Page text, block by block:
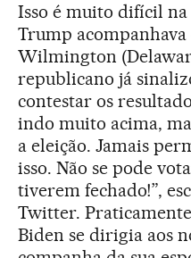
Isso é muito difícil na
Trump
Wilmington
republicano já
contestar os
indo muito acima,
a eleição. Jamais
isso. Não se pode
tiverem fechado!”,
Twitter.
Biden se dirigia aos